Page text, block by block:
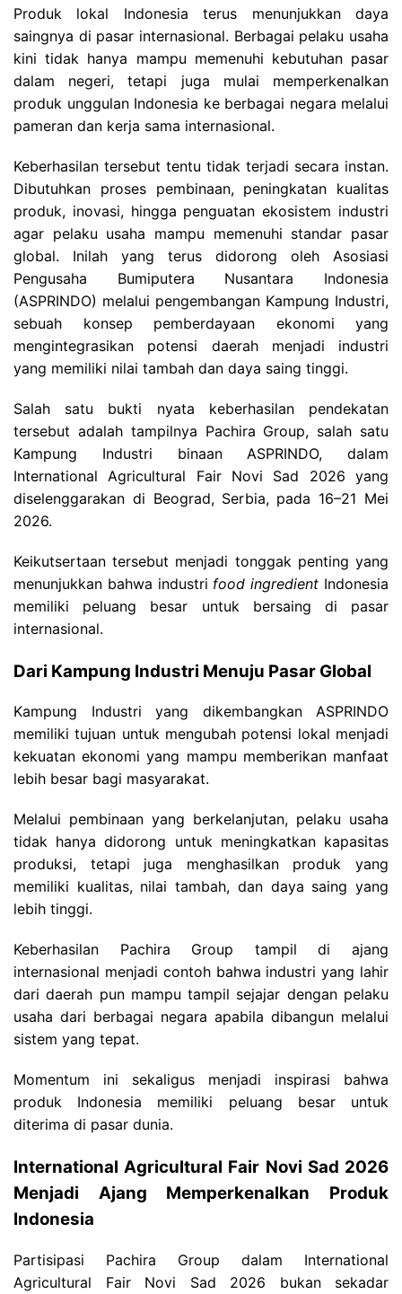
Produk lokal Indonesia terus menunjukkan daya
saingnya di pasar internasional. Berbagai pelaku usaha
kini tidak hanya mampu memenuhi kebutuhan pasar
dalam negeri, tetapi juga mulai memperkenalkan
produk unggulan Indonesia ke berbagai negara melalui
pameran dan kerja sama internasional.
Keberhasilan tersebut tentu tidak terjadi secara instan.
Dibutuhkan proses pembinaan, peningkatan kualitas
produk, inovasi, hingga penguatan ekosistem industri
agar pelaku usaha mampu memenuhi standar pasar
global. Inilah yang terus didorong oleh Asosiasi
Pengusaha Bumiputera Nusantara Indonesia
(ASPRINDO) melalui pengembangan Kampung Industri,
sebuah konsep pemberdayaan ekonomi yang
mengintegrasikan potensi daerah menjadi industri
yang memiliki nilai tambah dan daya saing tinggi.
Salah satu bukti nyata keberhasilan pendekatan
tersebut adalah tampilnya Pachira Group, salah satu
Kampung Industri binaan ASPRINDO, dalam
International Agricultural Fair Novi Sad 2026 yang
diselenggarakan di Beograd, Serbia, pada 16–21 Mei
2026.
Keikutsertaan tersebut menjadi tonggak penting yang
menunjukkan bahwa industri food ingredient Indonesia
memiliki peluang besar untuk bersaing di pasar
internasional.
Dari Kampung Industri Menuju Pasar Global
Kampung Industri yang dikembangkan ASPRINDO
memiliki tujuan untuk mengubah potensi lokal menjadi
kekuatan ekonomi yang mampu memberikan manfaat
lebih besar bagi masyarakat.
Melalui pembinaan yang berkelanjutan, pelaku usaha
tidak hanya didorong untuk meningkatkan kapasitas
produksi, tetapi juga menghasilkan produk yang
memiliki kualitas, nilai tambah, dan daya saing yang
lebih tinggi.
Keberhasilan Pachira Group tampil di ajang
internasional menjadi contoh bahwa industri yang lahir
dari daerah pun mampu tampil sejajar dengan pelaku
usaha dari berbagai negara apabila dibangun melalui
sistem yang tepat.
Momentum ini sekaligus menjadi inspirasi bahwa
produk Indonesia memiliki peluang besar untuk
diterima di pasar dunia.
International Agricultural Fair Novi Sad 2026
Menjadi Ajang Memperkenalkan Produk
Indonesia
Partisipasi Pachira Group dalam International
Agricultural Fair Novi Sad 2026 bukan sekadar